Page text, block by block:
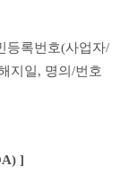
등록번호(사업자/
지일, 명의/번호
]